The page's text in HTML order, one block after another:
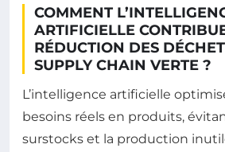
COMMENT
ARTIFICIELLE
RÉDUCTION DES
SUPPLY CHAIN VERTE ?
L’intelligence artificielle
besoins réels en produits,
surstocks et la production